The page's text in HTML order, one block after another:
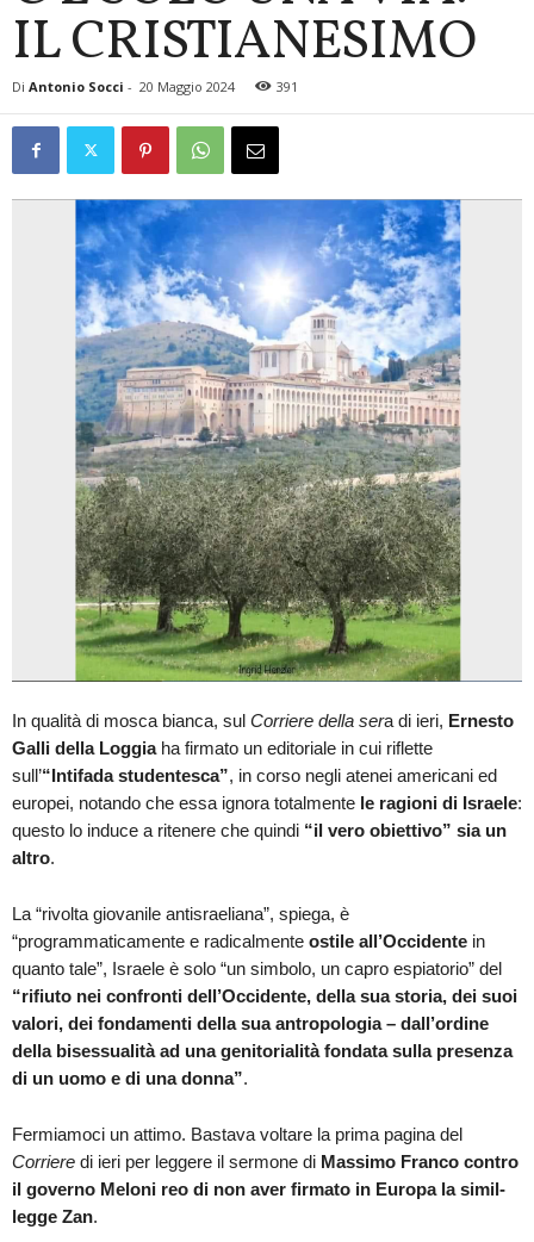
IL CRISTIANESIMO
Di Antonio Socci - 20 Maggio 2024 391
In qualità di mosca bianca, sul Corriere della sera di ieri, Ernesto
Galli della Loggiaha firmato un editoriale in cui riflette
sull’“Intifada studentesca”, in corso negli atenei americani ed
europei, notando che essa ignora totalmente le ragioni di Israele:
questo lo induce a ritenere che quindi “il vero obiettivo” sia un
altro.
La “rivolta giovanile antisraeliana”, spiega, è
“programmaticamente e radicalmente ostile all’Occidente in
quanto tale”, Israele è solo “un simbolo, un capro espiatorio” del
“rifiuto nei confronti dell’Occidente, della sua storia, dei suoi
valori, dei fondamenti della sua antropologia – dall’ordine
della bisessualità ad una genitorialità fondata sulla presenza
di un uomo e di una donna”.
Fermiamoci un attimo. Bastava voltare la prima pagina del
Corriere di ieri per leggere il sermone di Massimo Franco contro
il governo Meloni reo di non aver firmato in Europa la simil-
legge Zan.